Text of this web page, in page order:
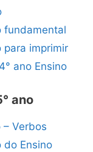
fundamental
para imprimir
ano Ensino
ano
Verbos
do Ensino